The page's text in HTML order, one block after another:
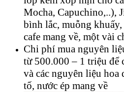
Mocha, Capuchino,..),
bình lắc, muỗng
cafe mang về, một vài
Chi phí mua nguyên
từ 500.000 – 1 triệu để
và các nguyên liệu hoa
tố, nước ép mang về